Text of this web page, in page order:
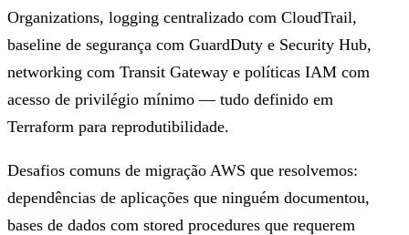
Organizations, logging centralizado com CloudTrail,
baseline de segurança com GuardDuty e Security Hub,
networking com Transit Gateway e políticas IAM com
acesso de privilégio mínimo — tudo definido em
Terraform para reprodutibilidade.
Desafios comuns de migração AWS que resolvemos:
dependências de aplicações que ninguém documentou,
bases de dados com stored procedures que requerem